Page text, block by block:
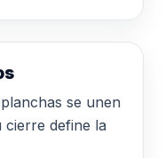
se unen
cierre define la